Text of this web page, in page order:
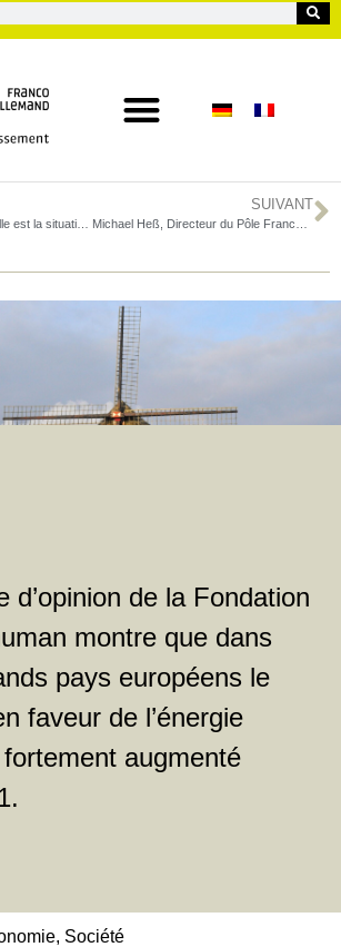
SUIVANT
d’opinion de la Fondation
montre que dans
pays européens le
faveur de l’énergie
augmenté
, Société